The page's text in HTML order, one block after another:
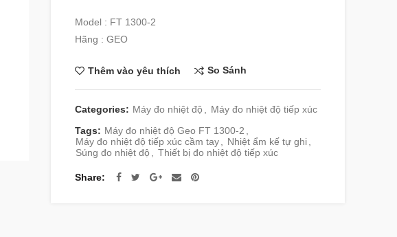
Model : FT 1300-2
Hãng : GEO
Thêm vào yêu thích So Sánh
Categories: Máy đo nhiệt độ , Máy đo nhiệt độ tiếp xúc
Tags: Máy đo nhiệt độ Geo FT 1300-2 ,
Máy đo nhiệt độ tiếp xúc cầm tay , Nhiệt ẩm kế tự ghi ,
Súng đo nhiệt độ , Thiết bị đo nhiệt độ tiếp xúc
Share